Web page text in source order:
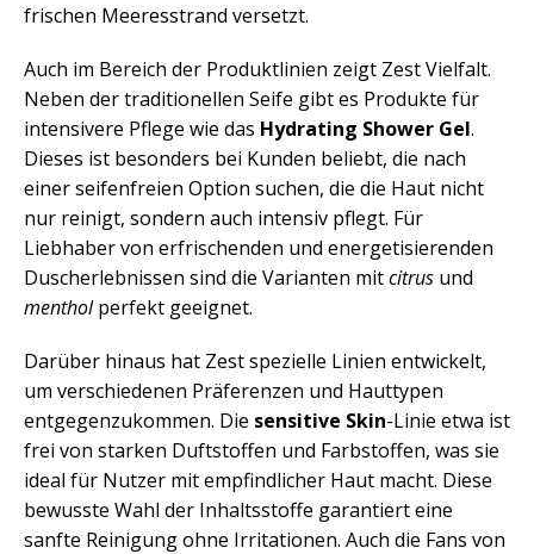
frischen Meeresstrand versetzt.
Auch im Bereich der Produktlinien zeigt Zest Vielfalt.
Neben der traditionellen Seife gibt es Produkte für
intensivere Pflege wie das Hydrating Shower Gel.
Dieses ist besonders bei Kunden beliebt, die nach
einer seifenfreien Option suchen, die die Haut nicht
nur reinigt, sondern auch intensiv pflegt. Für
Liebhaber von erfrischenden und energetisierenden
Duscherlebnissen sind die Varianten mitcitrus und
mentholperfekt geeignet.
Darüber hinaus hat Zest spezielle Linien entwickelt,
um verschiedenen Präferenzen und Hauttypen
entgegenzukommen. Die sensitive Skin-Linie etwa ist
frei von starken Duftstoffen und Farbstoffen, was sie
ideal für Nutzer mit empfindlicher Haut macht. Diese
bewusste Wahl der Inhaltsstoffe garantiert eine
sanfte Reinigung ohne Irritationen. Auch die Fans von